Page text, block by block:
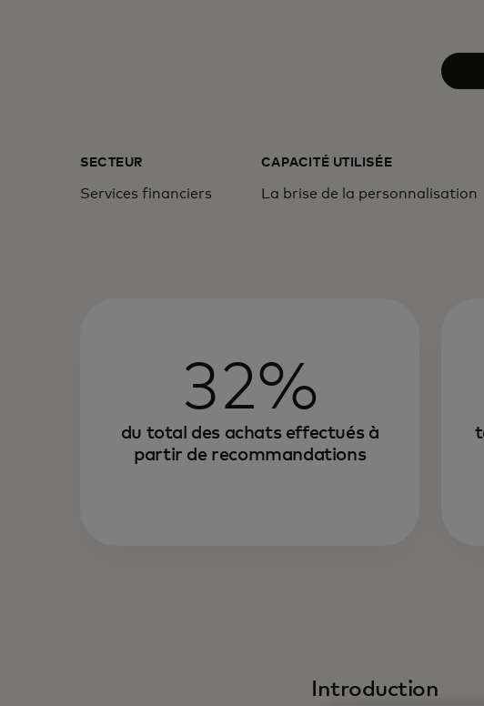
SECTEUR
Services financiers
CAPACITÉ UTILISÉE
La brise de la personnalisation
32%
du total des achats effectués à
partir de recommandations
Introduction